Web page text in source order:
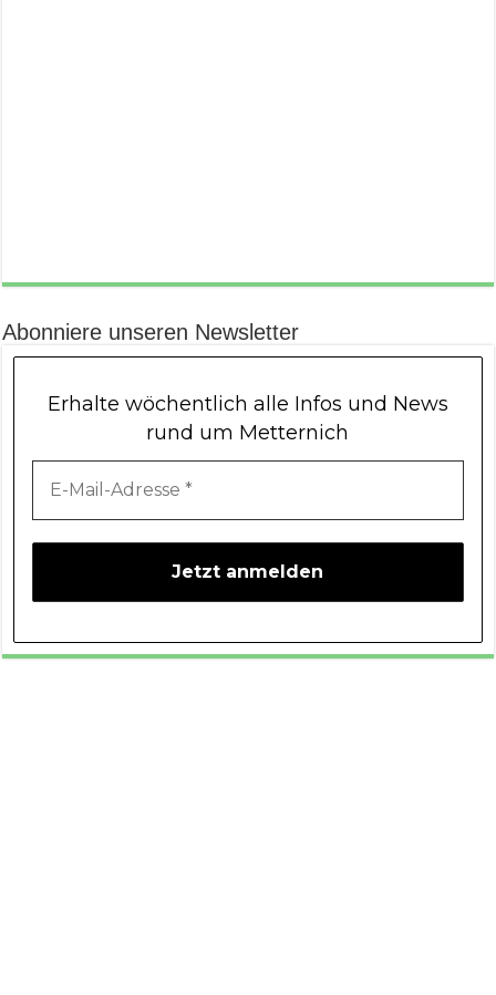
Abonniere unseren Newsletter
Erhalte wöchentlich alle Infos und News
rund um Metternich